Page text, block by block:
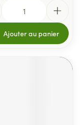
Ajouter au panier